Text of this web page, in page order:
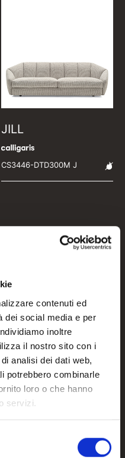
contenuti ed
dei social media e per
inoltre
il nostro sito con i
analisi dei dati web,
potrebbero combinarle
loro o che hanno
servizi.
JILL
CS3446-DTD300M J
LE MARAIS